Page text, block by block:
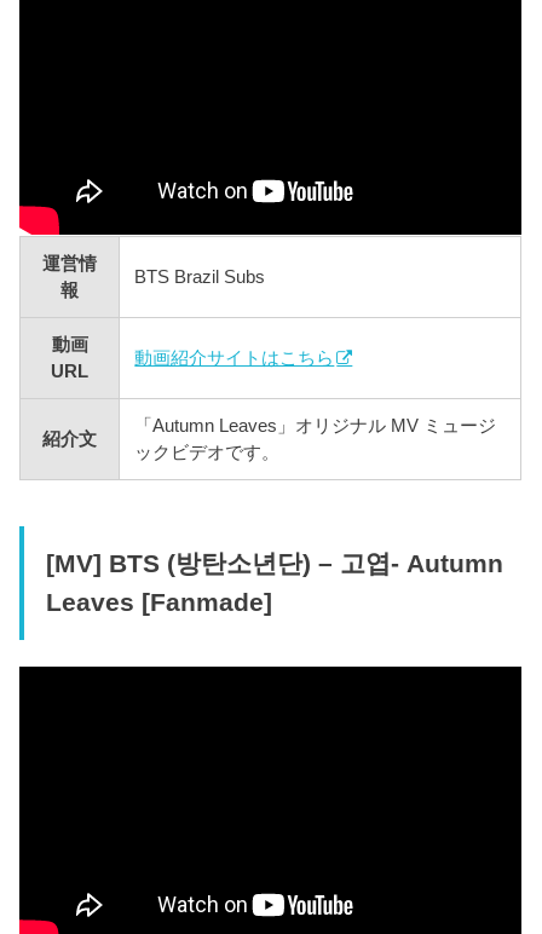
運営情
報
BTS Brazil Subs
動画
URL
動画紹介サイトはこちら
紹介文
「Autumn Leaves」オリジナル MV ミュージ
ックビデオです。
[MV] BTS (방탄소년단) – 고엽- Autumn
Leaves [Fanmade]